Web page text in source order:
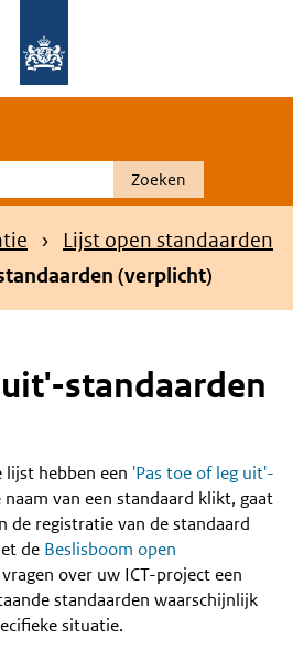
Zoeken
Lijst open standaarden
(verplicht)
standaarden
lijst hebben een 'Pas toe of leg uit'-
naam van een standaard klikt, gaat
de registratie van de standaard
de Beslisboom open
over uw ICT-project een
standaarden waarschijnlijk
situatie.